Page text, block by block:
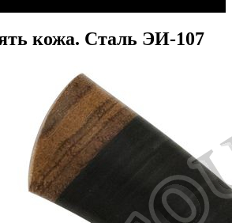
кожа. Сталь ЭИ-107